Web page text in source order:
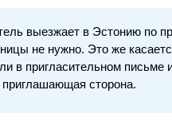
выезжает в Эстонию по
не нужно. Это же
в пригласительном
приглашающая сторона.